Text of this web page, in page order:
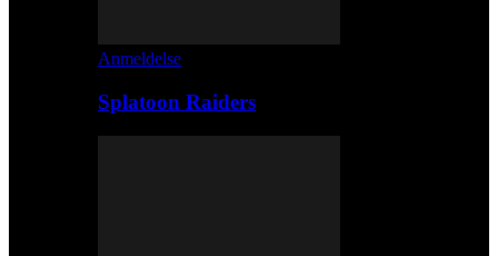
Anmeldelse
Splatoon Raiders